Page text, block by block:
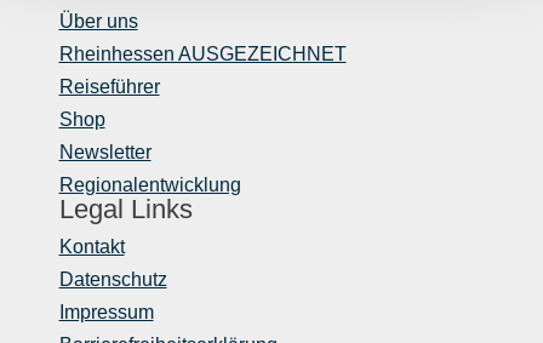
Über uns
Rheinhessen AUSGEZEICHNET
Reiseführer
Shop
Newsletter
Regionalentwicklung
Legal Links
Kontakt
Datenschutz
Impressum